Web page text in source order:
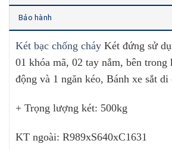
Bảo hành
Két bạc chống cháy Két đứng sử
01 khóa mã, 02 tay nắm, bên
động và 1 ngăn kéo, Bánh xe sắt di
+ Trọng lượng két: 500kg
KT ngoài: R989xS640xC1631